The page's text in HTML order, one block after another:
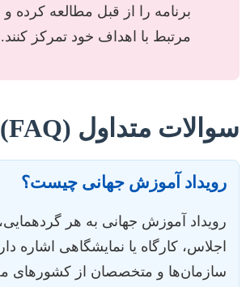
برنامه را از قبل مطالعه کرده
مرتبط با اهداف خود تمرکز کنند.
سوالات متداول (FAQ)
رویداد آموزش جهانی چیست؟
رویداد آموزش جهانی به هر
اجلاس، کارگاه یا نمایشگاهی اشاره
سازمان‌ها و متخصصان از کشورهای